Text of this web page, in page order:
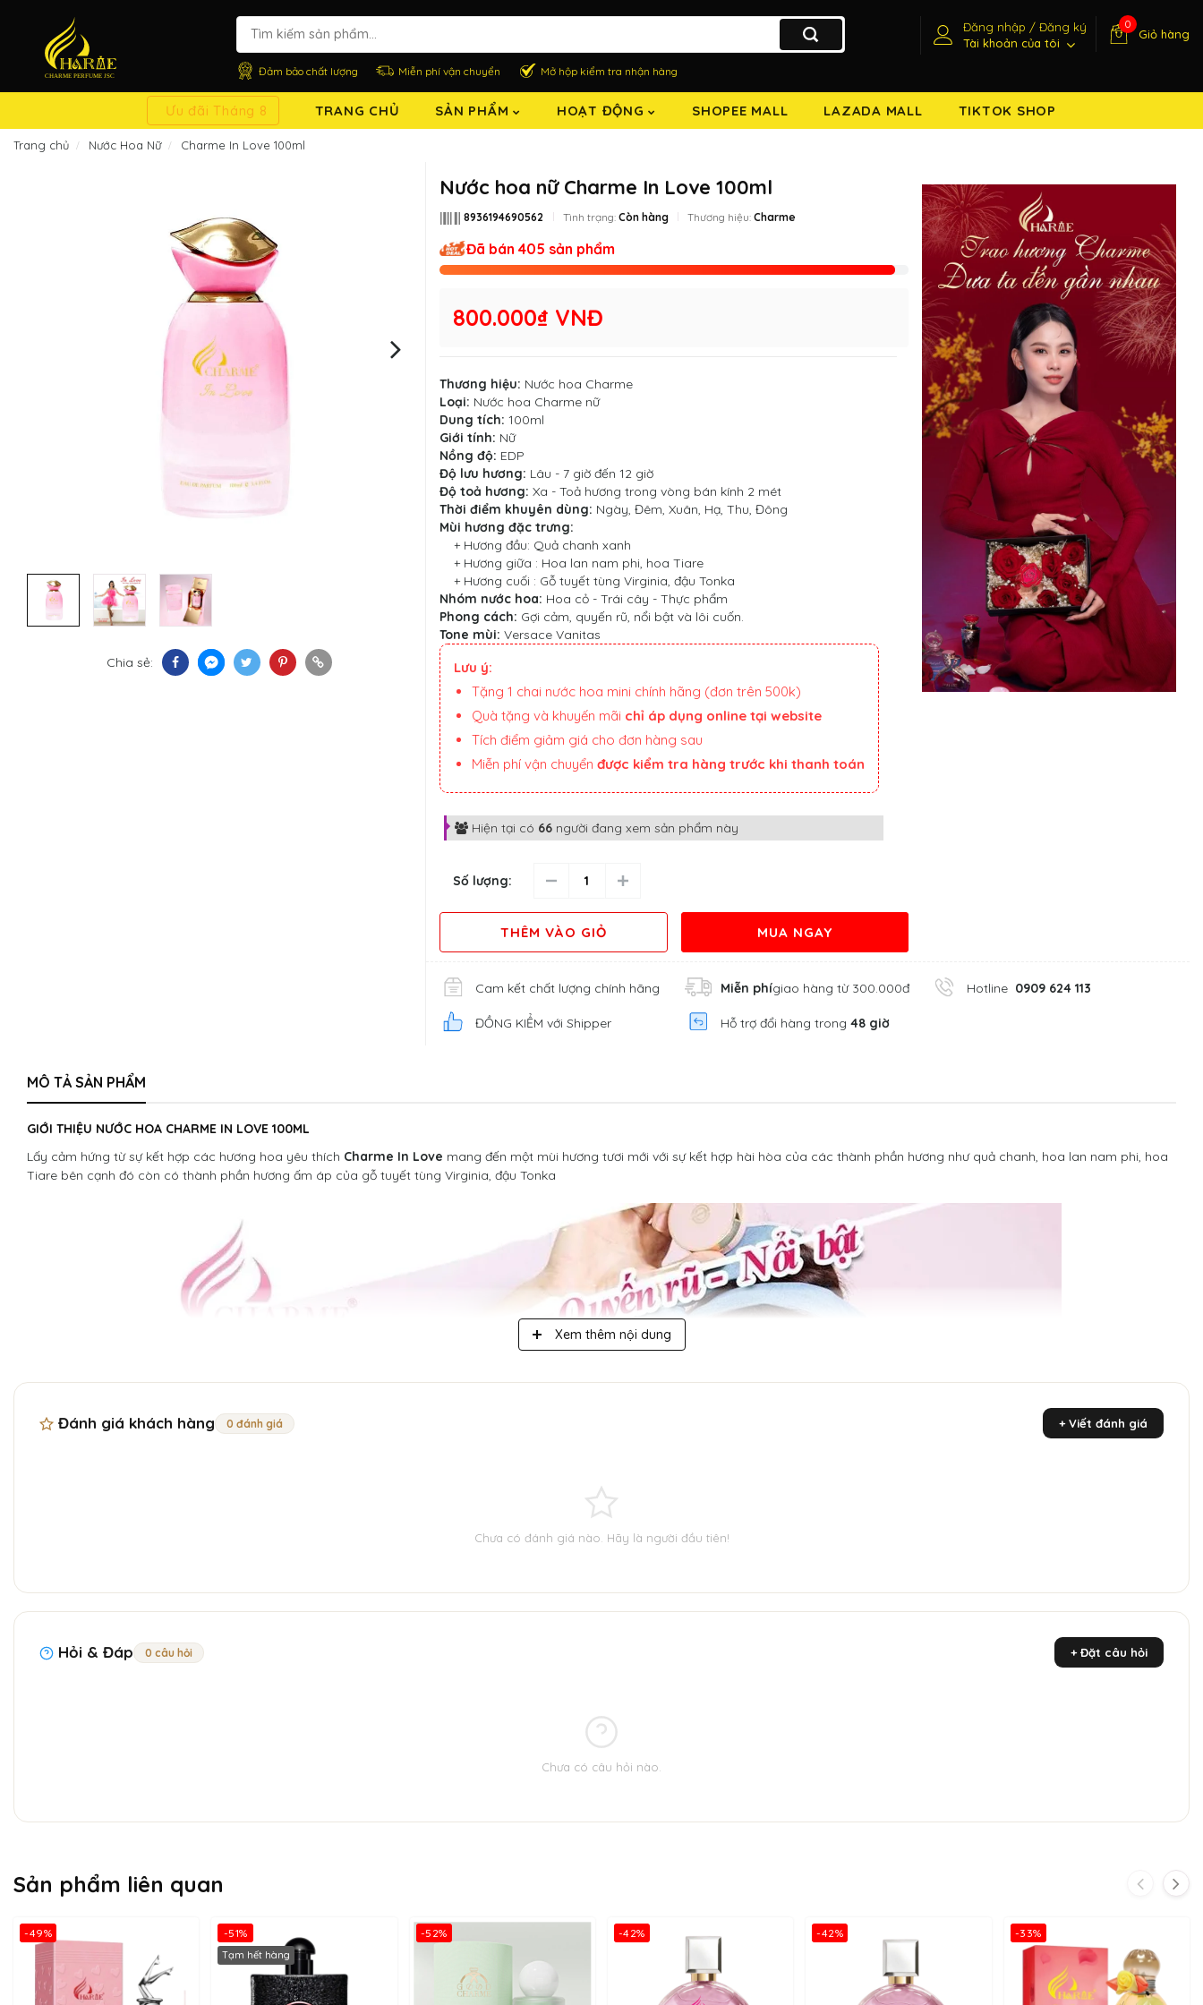
Đảm bảo chất lượng Miễn phí vận chuyển Mở hộp kiểm tra nhận hàng
Đăng nhập / Đăng ký
Tài khoản của tôi
0
Giỏ hàng
Ưu đãi Tháng 8 TRANG CHỦ SẢN PHẨM HOẠT ĐỘNG SHOPEE MALL LAZADA MALL TIKTOK SHOP
Trang chủ Nước Hoa Nữ Charme In Love 100ml
Chia sẻ:
Nước hoa nữ Charme In Love 100ml
8936194690562 Tình trạng: Còn hàng Thương hiệu: Charme
Đã bán 405 sản phẩm
800.000₫ VNĐ
Thương hiệu: Nước hoa Charme
Loại: Nước hoa Charme nữ
Dung tích: 100ml
Giới tính: Nữ
Nồng độ: EDP
Độ lưu hương: Lâu - 7 giờ đến 12 giờ
Độ toả hương: Xa - Toả hương trong vòng bán kính 2 mét
Thời điểm khuyên dùng: Ngày, Đêm, Xuân, Hạ, Thu, Đông
Mùi hương đặc trưng:
+ Hương đầu: Quả chanh xanh
+ Hương giữa : Hoa lan nam phi, hoa Tiare
+ Hương cuối : Gỗ tuyết tùng Virginia, đậu Tonka
Nhóm nước hoa: Hoa cỏ - Trái cây - Thực phẩm
Phong cách: Gợi cảm, quyến rũ, nổi bật và lôi cuốn.
Tone mùi: Versace Vanitas
Lưu ý:
Tặng 1 chai nước hoa mini chính hãng (đơn trên 500k)
Quà tặng và khuyến mãi chỉ áp dụng online tại website
Tích điểm giảm giá cho đơn hàng sau
Miễn phí vận chuyển được kiểm tra hàng trước khi thanh toán
Hiện tại có 66người đang xem sản phẩm này
Số lượng:
THÊM VÀO GIỎ MUA NGAY
Cam kết chất lượng chính hãng Miễn phígiao hàng từ 300.000đ Hotline 0909 624 113
ĐỒNG KIỂM với Shipper Hỗ trợ đổi hàng trong48 giờ
MÔ TẢ SẢN PHẨM
GIỚI THIỆU NƯỚC HOA CHARME IN LOVE 100ML
Lấy cảm hứng từ sự kết hợp các hương hoa yêu thích Charme In Love mang đến một mùi hương tươi mới với sự kết hợp hài hòa của các thành phần hương như quả chanh, hoa lan nam phi, hoa
Tiare bên cạnh đó còn có thành phần hương ấm áp của gỗ tuyết tùng Virginia, đậu Tonka
Xem thêm nội dung
Đánh giá khách hàng 0 đánh giá + Viết đánh giá
Chưa có đánh giá nào. Hãy là người đầu tiên!
Hỏi & Đáp 0 câu hỏi + Đặt câu hỏi
Chưa có câu hỏi nào.
Sản phẩm liên quan
-49% -51%
Tạm hết hàng
-52% -42% -42% -33%